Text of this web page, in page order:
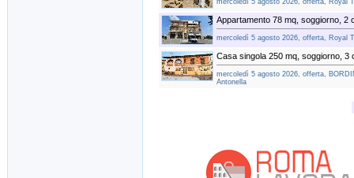
Appartamento 78 mq, soggiorno, 2
mercoledì 5 agosto 2026, offerta, Royal
Casa singola 250 mq, soggiorno, 3
mercoledì 5 agosto 2026, offerta,
Antonella